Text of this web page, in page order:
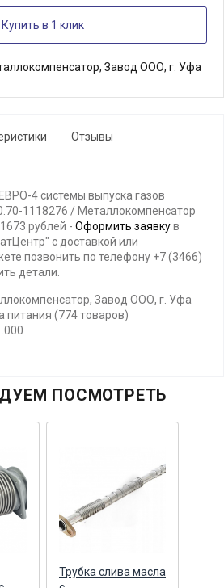
Купить в 1 клик
Завод ООО, г. Уфа
Отзывы
4 системы выпуска газов
1118276 / Металлокомпенсатор
рублей - Оформить заявкув
с доставкой или
позвонить по телефону +7 (3466)
детали.
Завод ООО, г. Уфа
питания (774 товаров)
ПОСМОТРЕТЬ
Трубка слива масла